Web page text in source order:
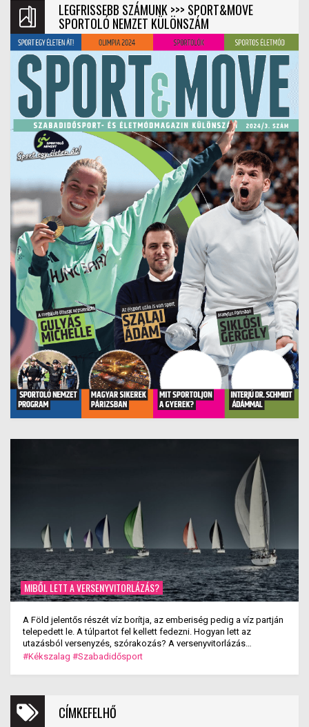
LEGFRISSEBB SZÁMUNK >>> SPORT&MOVE
SPORTOLÓ NEMZET KÜLÖNSZÁM
MIBŐL LETT A VERSENYVITORLÁZÁS?
A Föld jelentős részét víz borítja, az emberiség pedig a víz partján
telepedett le. A túlpartot fel kellett fedezni. Hogyan lett az
utazásból versenyzés, szórakozás? A versenyvitorlázás
kialakulása.
#Kékszalag #Szabadidősport
CÍMKEFELHŐ